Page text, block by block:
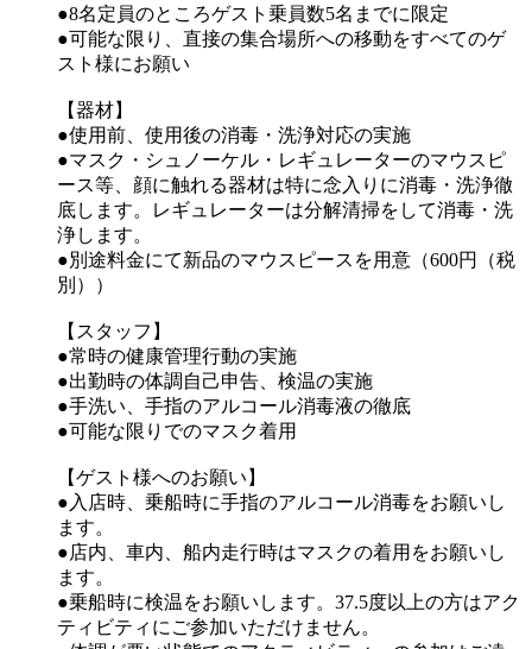
●8名定員のところゲスト乗員数5名までに限定
●可能な限り、直接の集合場所への移動をすべてのゲ
スト様にお願い
【器材】
●使用前、使用後の消毒・洗浄対応の実施
●マスク・シュノーケル・レギュレーターのマウスピ
ース等、顔に触れる器材は特に念入りに消毒・洗浄徹
底します。レギュレーターは分解清掃をして消毒・洗
浄します。
●別途料金にて新品のマウスピースを用意（600円（税
別））
【スタッフ】
●常時の健康管理行動の実施
●出勤時の体調自己申告、検温の実施
●手洗い、手指のアルコール消毒液の徹底
●可能な限りでのマスク着用
【ゲスト様へのお願い】
●入店時、乗船時に手指のアルコール消毒をお願いし
ます。
●店内、車内、船内走行時はマスクの着用をお願いし
ます。
●乗船時に検温をお願いします。37.5度以上の方はアク
ティビティにご参加いただけません。